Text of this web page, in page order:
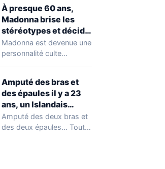
grossesse.…
À presque 60 ans,
Madonna brise les
stéréotypes et décide
de redevenir maman
Madonna est devenue une
personnalité culte
succès musical,…
Amputé des bras et
des épaules il y a 23
ans, un Islandais
réalise l’impensable !
Amputé des deux bras et
des deux épaules… Tout